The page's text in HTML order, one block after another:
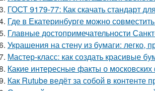
ГОСТ 9179-77: Как скачать стандарт
Где в Екатеринбурге можно
Главные достопримечательности
Украшения на стену из бумаги: легко,
Мастер-класс: как создать красивые
Какие интересные факты о
Как Rutube ведёт за собой в контенте